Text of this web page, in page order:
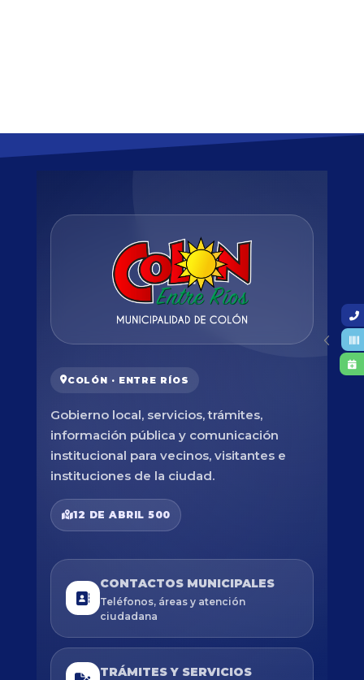
COLÓN · ENTRE RÍOS
Gobierno local, servicios, trámites,
información pública y comunicación
institucional para vecinos, visitantes e
instituciones de la ciudad.
12 DE ABRIL 500
CONTACTOS MUNICIPALES
Teléfonos, áreas y atención
ciudadana
TRÁMITES Y SERVICIOS